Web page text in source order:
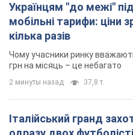
Українцям "до межі"
мобільні тарифи: ціни
кілька разів
Чому учасники ринку
грн на місяць – це небагато
2 минуты назад 37,8 т.
Італійський гранд